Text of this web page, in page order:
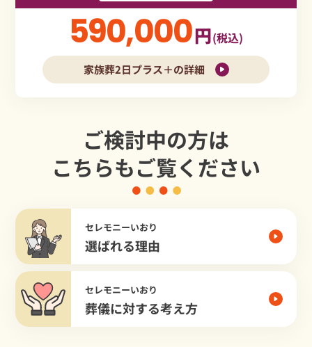
590,000円(税込)
家族葬2日プラス＋の詳細
ご検討中の方は
こちらもご覧ください
セレモニーいおり
選ばれる理由
セレモニーいおり
葬儀に対する考え方